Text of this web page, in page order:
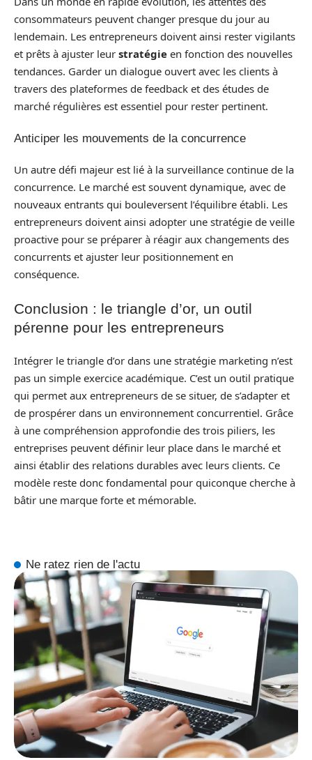
consommateurs peuvent changer presque du jour au
lendemain. Les entrepreneurs doivent ainsi rester vigilants
et prêts à ajuster leur stratégie en fonction des nouvelles
tendances. Garder un dialogue ouvert avec les clients à
travers des plateformes de feedback et des études de
marché régulières est essentiel pour rester pertinent.
Anticiper les mouvements de la concurrence
Un autre défi majeur est lié à la surveillance continue de la
concurrence. Le marché est souvent dynamique, avec de
nouveaux entrants qui bouleversent l’équilibre établi. Les
entrepreneurs doivent ainsi adopter une stratégie de veille
proactive pour se préparer à réagir aux changements des
concurrents et ajuster leur positionnement en
conséquence.
Conclusion : le triangle d’or, un outil
pérenne pour les entrepreneurs
Intégrer le triangle d’or dans une stratégie marketing n’est
pas un simple exercice académique. C’est un outil pratique
qui permet aux entrepreneurs de se situer, de s’adapter et
de prospérer dans un environnement concurrentiel. Grâce
à une compréhension approfondie des trois piliers, les
entreprises peuvent définir leur place dans le marché et
ainsi établir des relations durables avec leurs clients. Ce
modèle reste donc fondamental pour quiconque cherche à
bâtir une marque forte et mémorable.
Ne ratez rien de l'actu